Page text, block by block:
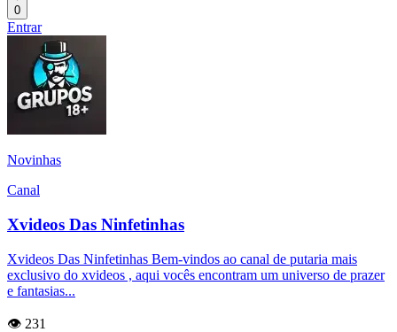
0
Entrar
Novinhas
Canal
Xvideos Das Ninfetinhas
Xvideos Das Ninfetinhas Bem-vindos ao canal de putaria mais
exclusivo do xvideos , aqui vocês encontram um universo de prazer
e fantasias...
👁️ 231